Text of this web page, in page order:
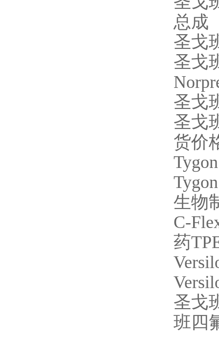
总成
圣戈
圣戈
圣戈
圣戈
货价
生物
C-
药
圣戈
班四